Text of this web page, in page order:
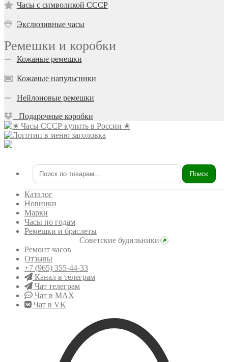
Часы с символикой СССР
Экслюзивные часы
Ремешки и коробки
Кожаные ремешки
Кожаные напульсники
Нейлоновые ремешки
Подарочные коробки
Искать: Поиск
Каталог
Новинки
Марки
Часы по годам
Ремешки и браслеты
Советские будильники
Ремонт часов
Отзывы
+7 (965) 355-44-33
Канал в телеграм
Чат телеграм
Чат в MAX
Чат в VK